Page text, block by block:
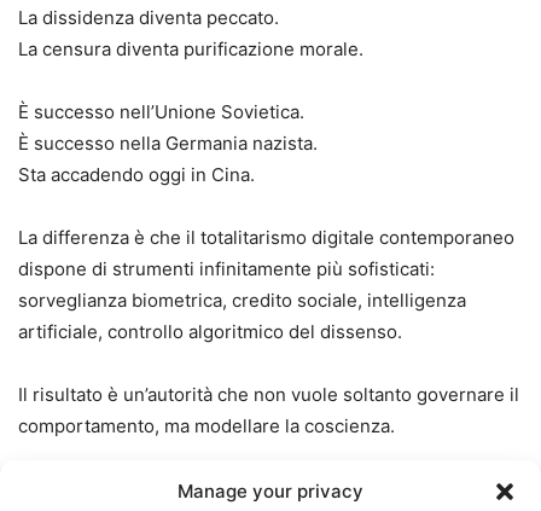
Manage your privacy
La dissidenza diventa peccato.
La censura diventa purificazione morale.
È successo nell’Unione Sovietica.
È successo nella Germania nazista.
Sta accadendo oggi in Cina.
La differenza è che il totalitarismo digitale contemporaneo
dispone di strumenti infinitamente più sofisticati:
sorveglianza biometrica, credito sociale, intelligenza
artificiale, controllo algoritmico del dissenso.
Il risultato è un’autorità che non vuole soltanto governare il
comportamento, ma modellare la coscienza.